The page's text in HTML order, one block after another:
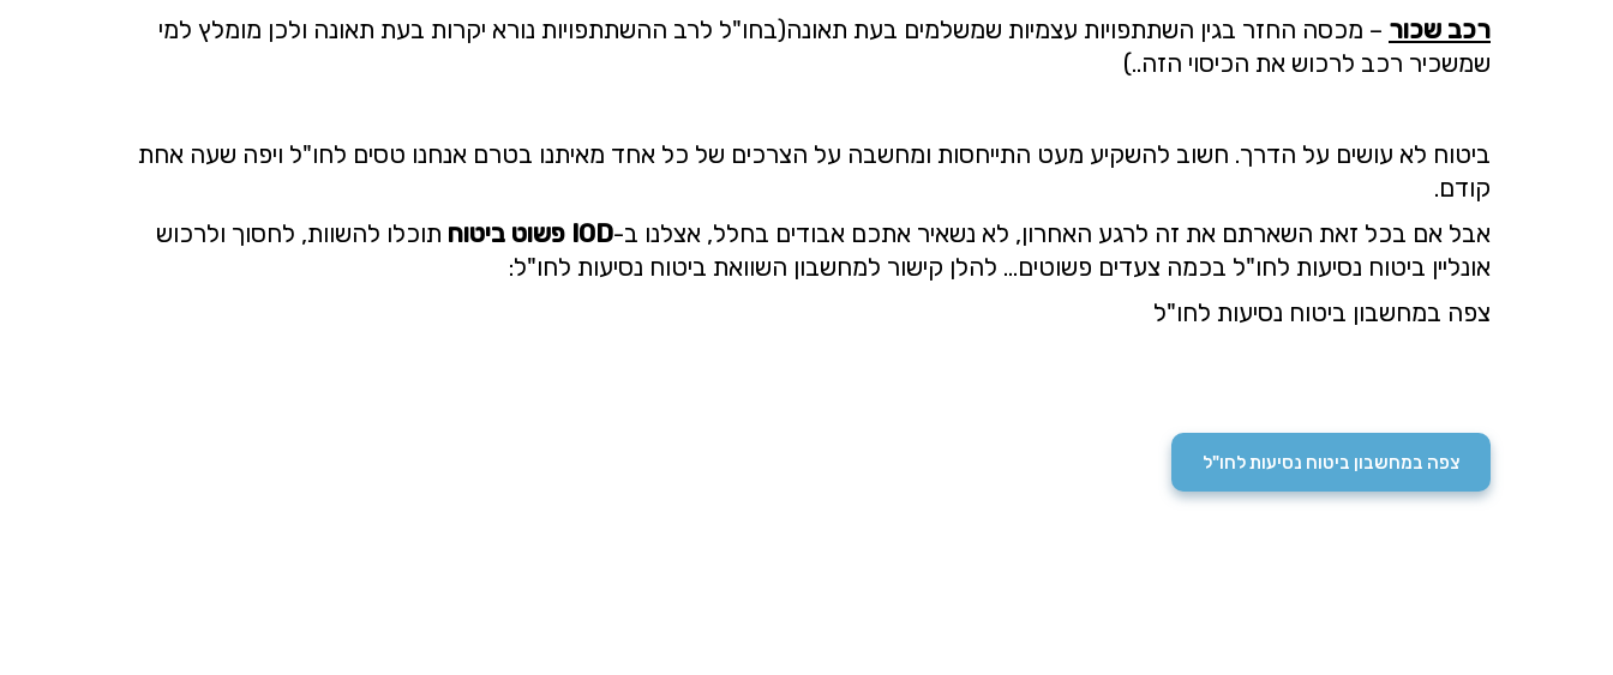
רכב שכור – מכסה החזר בגין השתתפויות עצמיות שמשלמים בעת תאונה(בחו"ל לרב ההשתתפויות נורא יקרות בעת תאונה ולכן מומלץ למי
שמשכיר רכב לרכוש את הכיסוי הזה..)
ביטוח לא עושים על הדרך. חשוב להשקיע מעט התייחסות ומחשבה על הצרכים של כל אחד מאיתנו בטרם אנחנו טסים לחו"ל ויפה שעה אחת
קודם.
אבל אם בכל זאת השארתם את זה לרגע האחרון, לא נשאיר אתכם אבודים בחלל, אצלנו ב-IOD פשוט ביטוח תוכלו להשוות, לחסוך ולרכוש
אונליין ביטוח נסיעות לחו"ל בכמה צעדים פשוטים… להלן קישור למחשבון השוואת ביטוח נסיעות לחו"ל:
צפה במחשבון ביטוח נסיעות לחו"ל
צפה במחשבון ביטוח נסיעות לחו"ל